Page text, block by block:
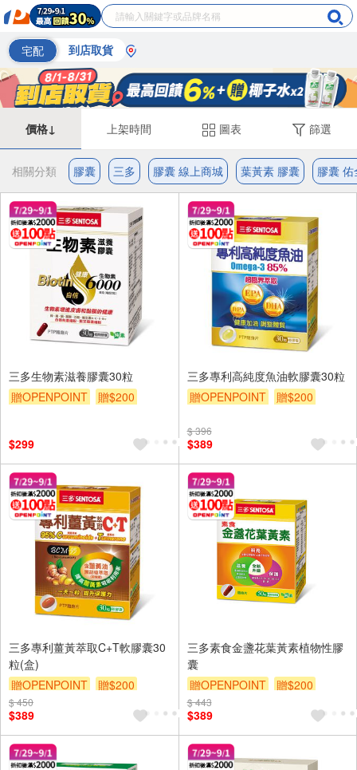
宅配 到店取貨
價格↓ 上架時間 圖表 篩選
相關分類 膠囊 三多 膠囊 線上商城 葉黃素 膠囊 膠囊
三多生物素滋養膠囊30粒
贈OPENPOINT
贈$200
$299
三多專利高純度魚油軟膠囊30粒
贈OPENPOINT
贈$200
$ 396
$389
三多專利薑黃萃取C+T軟膠囊30
粒(盒)
贈OPENPOINT
贈$200
$ 450
$389
三多素食金盞花葉黃素植物性膠
囊
贈OPENPOINT
贈$200
$ 443
$389